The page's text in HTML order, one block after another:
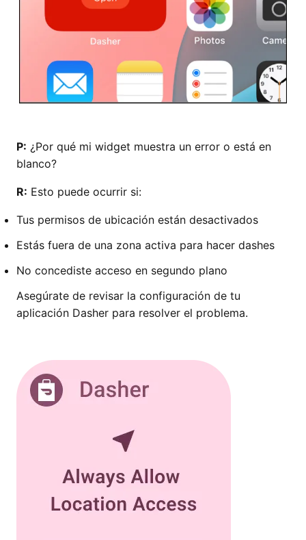
P: ¿Por qué mi widget muestra un error o está en
blanco?
R: Esto puede ocurrir si:
Tus permisos de ubicación están desactivados
Estás fuera de una zona activa para hacer dashes
No concediste acceso en segundo plano
Asegúrate de revisar la configuración de tu
aplicación Dasher para resolver el problema.